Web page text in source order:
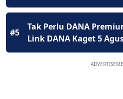
#5
Tak Perlu DANA
Link DANA Kaget 5